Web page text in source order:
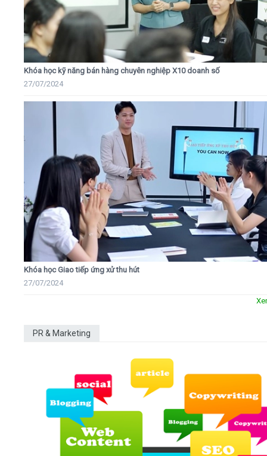
Khóa học kỹ năng bán hàng chuyên nghiệp X10 doanh số
27/07/2024
Khóa học Giao tiếp ứng xử thu hút
27/07/2024
PR & Marketing